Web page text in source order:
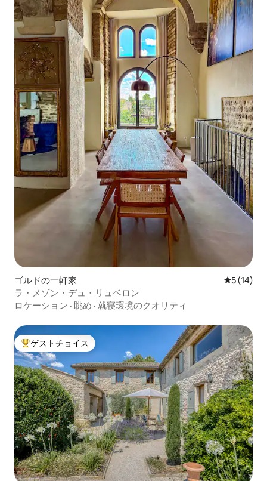
ゴルドの一軒家 レビュー
5 (14)
ラ・メゾン・デュ・リュベロン
ロケーション · 眺め · 就寝環境のクオリティ
大好評のゲストチョイスです。
ゲストチョイス